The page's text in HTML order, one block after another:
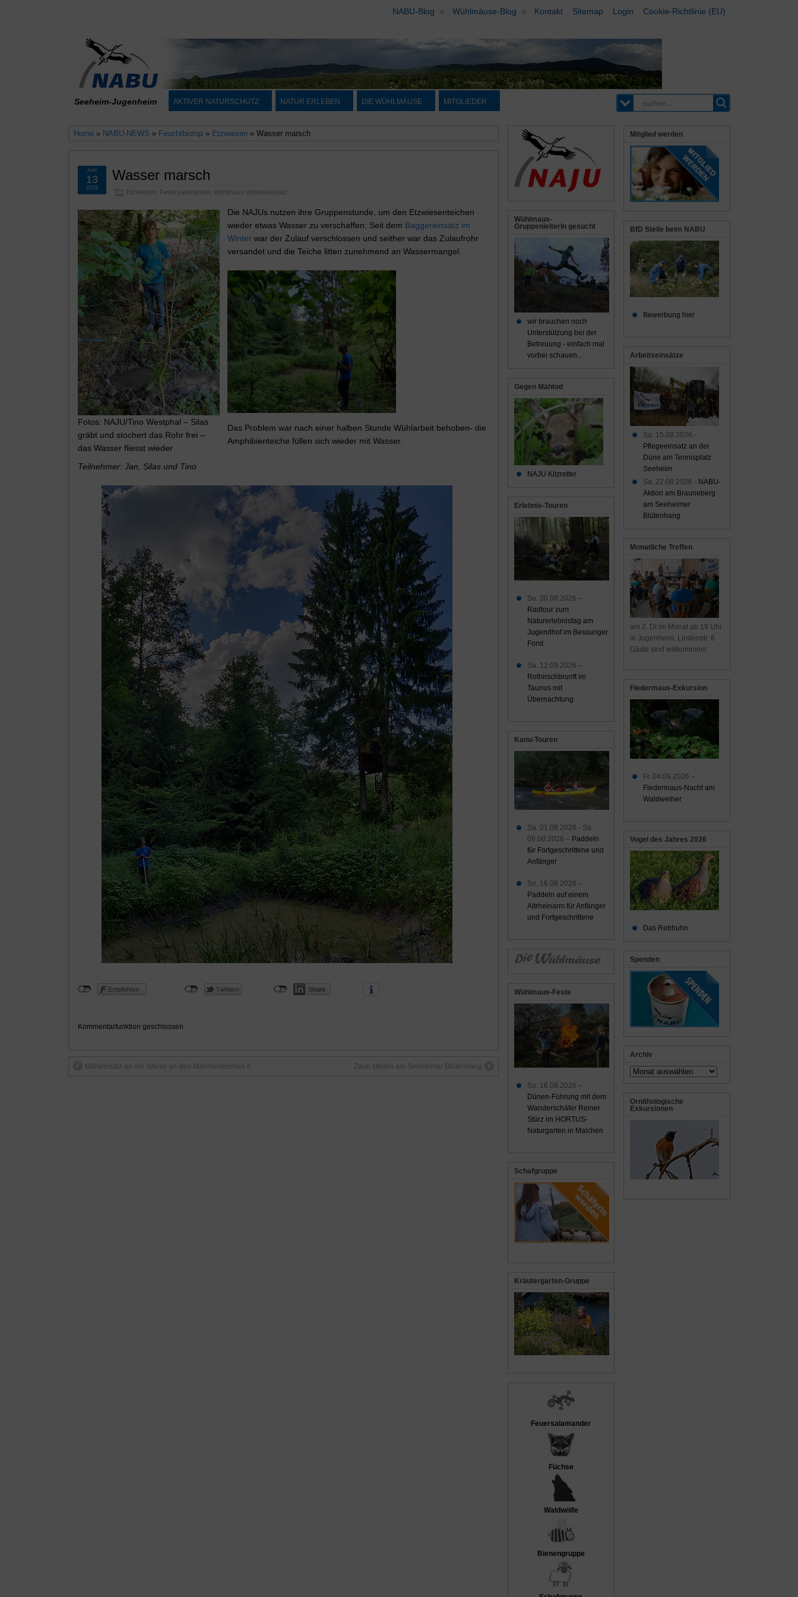
NABU-Blog Wühlmäuse-Blog Kontakt Sitemap Login Cookie-Richtlinie (EU)
Seeheim-Jugenheim AKTIVER NATURSCHUTZ NATUR ERLEBEN DIE WÜHLMÄUSE MITGLIEDER
Home» NABU-NEWS » Feuchtbiotop» Etzwiesen» Wasser marsch
Wasser marsch
Etzwiesen Feuersalamander, Wühlmaus-Arbeitseinsatz
Juni
13
2019
Fotos: NAJU/Tino Westphal – Silas
gräbt und stochert das Rohr frei –
das Wasser fliesst wieder
Die NAJUs nutzen ihre Gruppenstunde, um den Etzwiesenteichen
wieder etwas Wasser zu verschaffen: Seit dem Baggereinsatz im
Winter war der Zulauf verschlossen und seither war das Zulaufrohr
versandet und die Teiche litten zunehmend an Wassermangel.
Das Problem war nach einer halben Stunde Wühlarbeit behoben- die
Amphibienteiche füllen sich wieder mit Wasser.
Teilnehmer: Jan, Silas und Tino
Kommentarfunktion geschlossen
Mäheinsatz an der Wiese an den Märchenteichen II Zaun stellen am Seeheimer Blütenhang
Mitglied werden
BfD Stelle beim NABU
Bewerbung hier
Arbeitseinsätze
Sa. 15.08.2026 -
Pflegeeinsatz an der
Düne am Tennisplatz
Seeheim
Sa. 22.08.2026 - NABU-
Aktion am Brauneberg
am Seeheimer
Blütenhang
Monatliche Treffen
am 2. Di im Monat ab 19 Uhr
in Jugenheim, Lindenstr. 6
Gäste sind willkommen!
Fledermaus-Exkursion
Fr. 04.09.2026 –
Fledermaus-Nacht am
Waldweiher
Vogel des Jahres 2026
Das Rebhuhn
Spenden
Archiv
Archiv
Ornithologische
Exkursionen
Wühlmaus-
GruppenleiterIn gesucht
wir brauchen noch
Unterstützung bei der
Betreuung - einfach mal
vorbei schauen...
Gegen Mähtod
NAJU Kitzretter
Erlebnis-Touren
So. 30.08.2026 –
Radtour zum
Naturerlebnistag am
Jugendhof im Bessunger
Forst.
Sa. 12.09.2026 –
Rothirschbrunft im
Taunus mit
Übernachtung
Kanu-Touren
Sa. 01.08.2026 - Sa.
08.08.2026 – Paddeln
für Fortgeschrittene und
Anfänger
So. 16.08.2026 –
Paddeln auf einem
Altrheinarm für Anfänger
und Fortgeschrittene
Wühlmaus-Feste
So. 16.08.2026 –
Dünen-Führung mit dem
Wanderschäfer Reiner
Stürz im HORTUS-
Naturgarten in Malchen
Schafgruppe
Kräutergarten-Gruppe
Feuersalamander
Füchse
Waldwölfe
Bienengruppe